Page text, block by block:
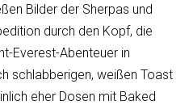
Bilder der Sherpas und
durch den Kopf, die
Everest-Abenteuer in
schlabberigen, weißen Toast
eher Dosen mit Baked